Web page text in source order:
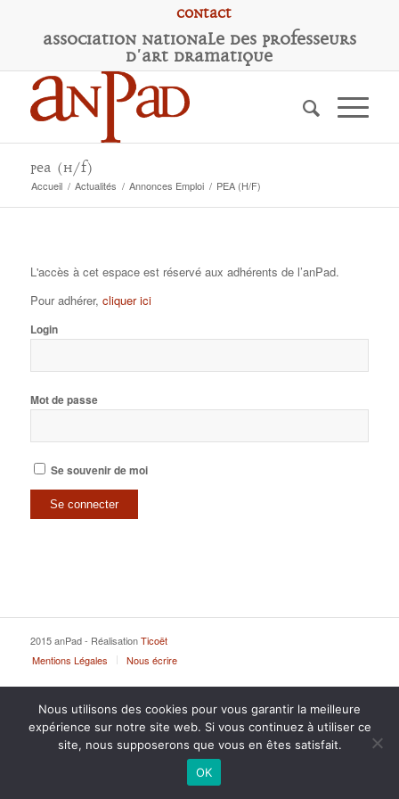
Contact
Association Nationale des Professeurs
d'Art Dramatique
PEA (H/F)
Accueil / Actualités / Annonces Emploi / PEA (H/F)
L'accès à cet espace est réservé aux adhérents de l’anPad.
Pour adhérer, cliquer ici
Login
Mot de passe
Se souvenir de moi
2015 anPad - RéalisationTicoët
Mentions Légales
Nous écrire
Nous utilisons des cookies pour vous garantir la meilleure
expérience sur notre site web. Si vous continuez à utiliser ce
site, nous supposerons que vous en êtes satisfait.
OK